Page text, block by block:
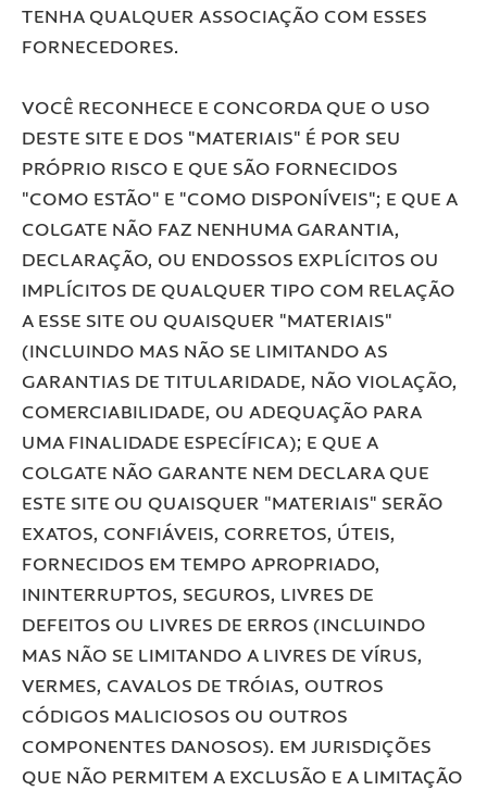
TENHA QUALQUER ASSOCIAÇÃO COM ESSES
FORNECEDORES.
VOCÊ RECONHECE E CONCORDA QUE O USO
DESTE SITE E DOS "MATERIAIS" É POR SEU
PRÓPRIO RISCO E QUE SÃO FORNECIDOS
"COMO ESTÃO" E "COMO DISPONÍVEIS"; E QUE A
COLGATE NÃO FAZ NENHUMA GARANTIA,
DECLARAÇÃO, OU ENDOSSOS EXPLÍCITOS OU
IMPLÍCITOS DE QUALQUER TIPO COM RELAÇÃO
A ESSE SITE OU QUAISQUER "MATERIAIS"
(INCLUINDO MAS NÃO SE LIMITANDO AS
GARANTIAS DE TITULARIDADE, NÃO VIOLAÇÃO,
COMERCIABILIDADE, OU ADEQUAÇÃO PARA
UMA FINALIDADE ESPECÍFICA); E QUE A
COLGATE NÃO GARANTE NEM DECLARA QUE
ESTE SITE OU QUAISQUER "MATERIAIS" SERÃO
EXATOS, CONFIÁVEIS, CORRETOS, ÚTEIS,
FORNECIDOS EM TEMPO APROPRIADO,
ININTERRUPTOS, SEGUROS, LIVRES DE
DEFEITOS OU LIVRES DE ERROS (INCLUINDO
MAS NÃO SE LIMITANDO A LIVRES DE VÍRUS,
VERMES, CAVALOS DE TRÓIAS, OUTROS
CÓDIGOS MALICIOSOS OU OUTROS
COMPONENTES DANOSOS). EM JURISDIÇÕES
QUE NÃO PERMITEM A EXCLUSÃO E A LIMITAÇÃO